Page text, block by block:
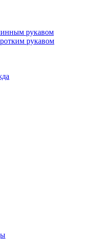
рукавом
рукавом